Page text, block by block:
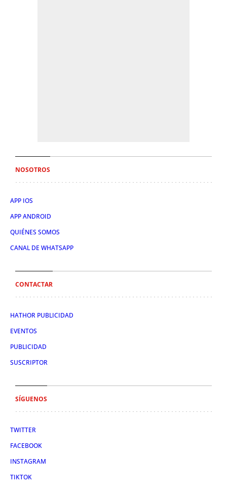
NOSOTROS
APP IOS
APP ANDROID
QUIÉNES SOMOS
CANAL DE WHATSAPP
CONTACTAR
HATHOR PUBLICIDAD
EVENTOS
PUBLICIDAD
SUSCRIPTOR
SÍGUENOS
TWITTER
FACEBOOK
INSTAGRAM
TIKTOK